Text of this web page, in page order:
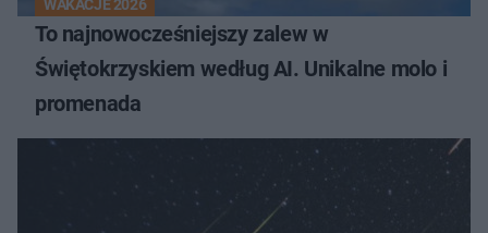
WAKACJE 2026
To najnowocześniejszy zalew w
Świętokrzyskiem według AI. Unikalne molo i
promenada